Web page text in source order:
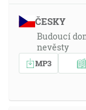
ČESKY
Budoucí
nevěsty
MP3